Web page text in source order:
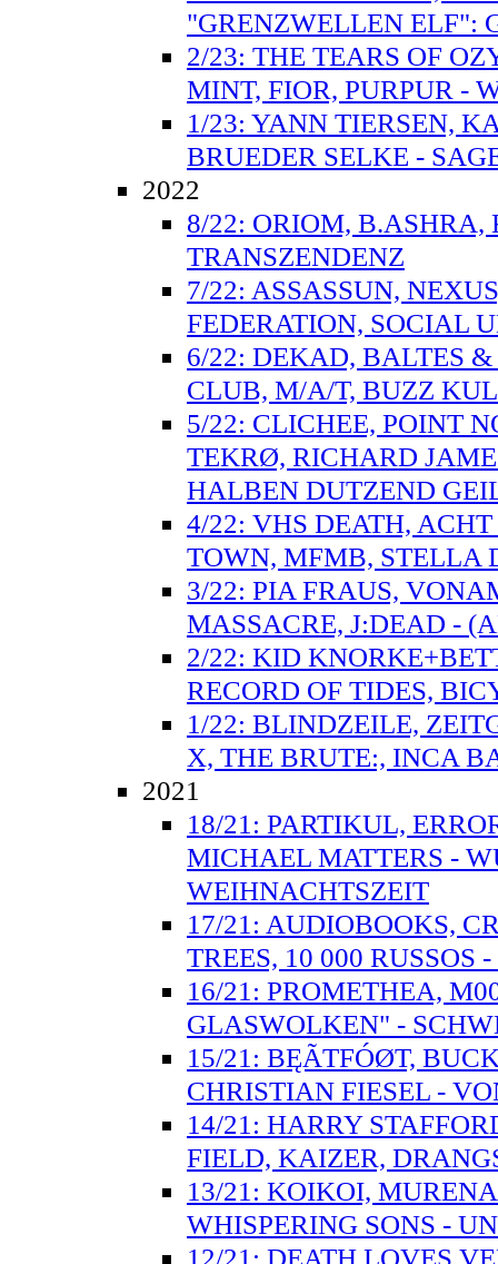
"GRENZWELLEN ELF":
2/23: THE TEARS OF
MINT, FIOR, PURPUR -
1/23: YANN TIERSEN,
BRUEDER SELKE -
2022
8/22: ORIOM,
TRANSZENDENZ
7/22: ASSASSUN,
FEDERATION, SOCIAL
6/22: DEKAD, BALTES
CLUB, M/A/T, BUZZ
5/22: CLICHEE, POINT
TEKRØ, RICHARD
HALBEN DUTZEND
4/22: VHS DEATH,
TOWN, MFMB, STELLA
3/22: PIA FRAUS,
MASSACRE, J:DEAD -
2/22: KID
RECORD OF TIDES,
1/22: BLINDZEILE,
X, THE BRUTE:, INCA
2021
18/21: PARTIKUL,
MICHAEL MATTERS -
WEIHNACHTSZEIT
17/21: AUDIOBOOKS,
TREES, 10 000 RUSSOS
16/21: PROMETHEA,
GLASWOLKEN" -
15/21: BĘÃTFÓØT,
CHRISTIAN FIESEL -
14/21: HARRY
FIELD, KAIZER,
13/21: KOIKOI,
WHISPERING SONS -